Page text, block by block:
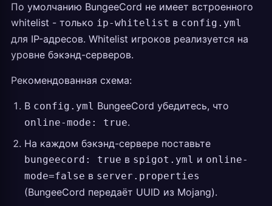
По умолчанию BungeeCord не имеет встроенного
whitelist - только ip-whitelist в config.yml
для IP-адресов. Whitelist игроков реализуется на
уровне бэкэнд-серверов.
Рекомендованная схема:
В config.yml BungeeCord убедитесь, что
online-mode: true.
На каждом бэкэнд-сервере поставьте
bungeecord: true в spigot.yml и online-
mode=false в server.properties
(BungeeCord передаёт UUID из Mojang).